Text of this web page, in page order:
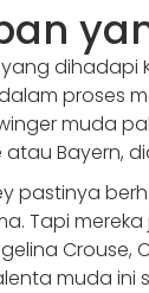
proses
muda
atau Bayern,
pastinya
Tapi
Crouse,
muda ini